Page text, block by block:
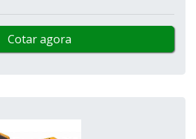
Cotar agora